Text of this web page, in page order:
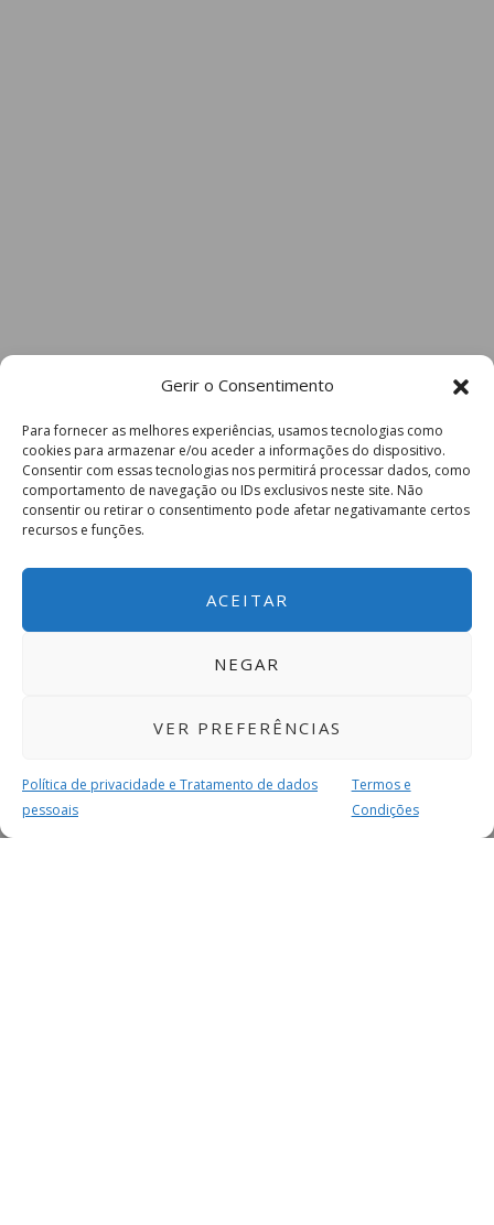
Gerir o Consentimento
Para fornecer as melhores experiências, usamos tecnologias como
cookies para armazenar e/ou aceder a informações do dispositivo.
Consentir com essas tecnologias nos permitirá processar dados, como
comportamento de navegação ou IDs exclusivos neste site. Não
consentir ou retirar o consentimento pode afetar negativamante certos
recursos e funções.
ACEITAR
NEGAR
VER PREFERÊNCIAS
Política de privacidade e Tratamento de dados
pessoais
Termos e
Condições